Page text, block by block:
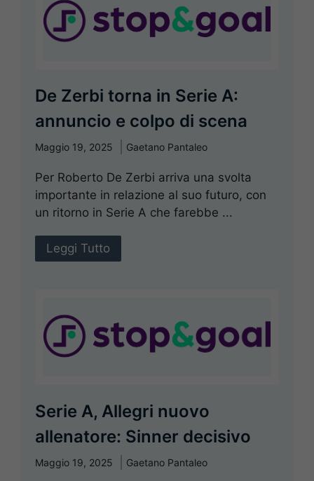
De Zerbi torna in Serie A:
annuncio e colpo di scena
Maggio 19, 2025 Gaetano Pantaleo
Per Roberto De Zerbi arriva una svolta
importante in relazione al suo futuro, con
un ritorno in Serie A che farebbe ...
Leggi Tutto
Serie A, Allegri nuovo
allenatore: Sinner decisivo
Maggio 19, 2025 Gaetano Pantaleo